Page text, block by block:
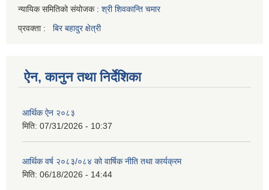
न्यायिक समितिको संयोजक : श्री शिवकान्ति चमार
प्रवक्ता : बिर बहादुर क्षेत्री
ऐन, कानुन तथा निर्देशिका
आर्थिक ऐन २०८३
मिति: 07/31/2026 - 10:37
आर्थिक वर्ष २०८३/०८४ को वार्षिक नीति तथा कार्यक्रम
मिति: 06/18/2026 - 14:44